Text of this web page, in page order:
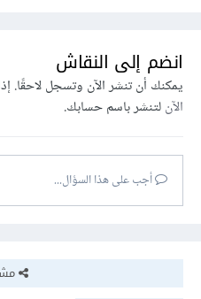
انضم إلى النقاش
يمكنك أن تنشر الآن وتسجل لاحقًا.
الآنلتنشر باسم حسابك.
أجب على هذا السؤال...